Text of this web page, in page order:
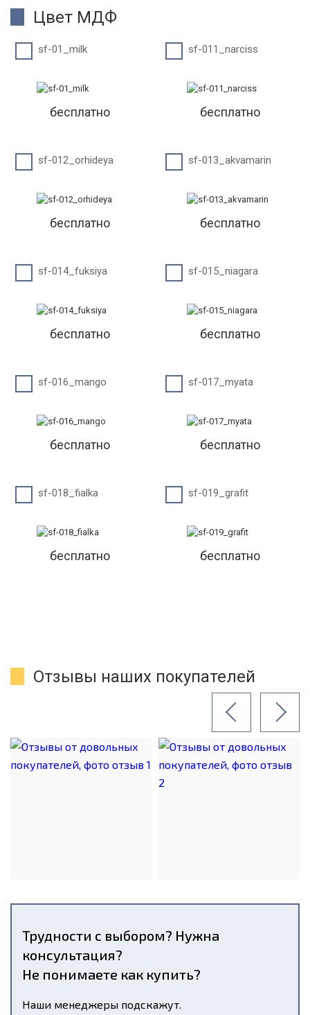
Цвет МДФ
sf-01_milk
бесплатно
sf-011_narciss
бесплатно
sf-012_orhideya
бесплатно
sf-013_akvamarin
бесплатно
sf-014_fuksiya
бесплатно
sf-015_niagara
бесплатно
sf-016_mango
бесплатно
sf-017_myata
бесплатно
sf-018_fialka
бесплатно
sf-019_grafit
бесплатно
Отзывы наших покупателей
Трудности с выбором? Нужна
консультация?
Не понимаете как купить?
Наши менеджеры подскажут.